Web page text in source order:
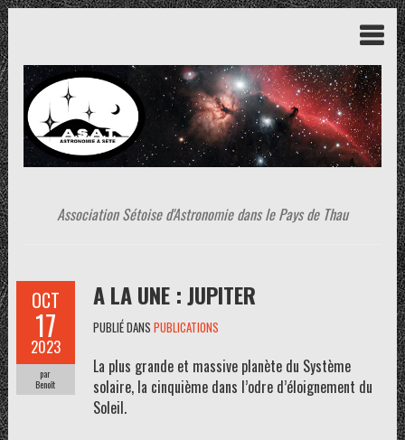
Association Sétoise d'Astronomie dans le Pays de Thau
OCT
17
2023
par
Benoît
A LA UNE : JUPITER
PUBLIÉ DANS PUBLICATIONS
La plus grande et massive planète du Système
solaire, la cinquième dans l’odre d’éloignement du
Soleil.